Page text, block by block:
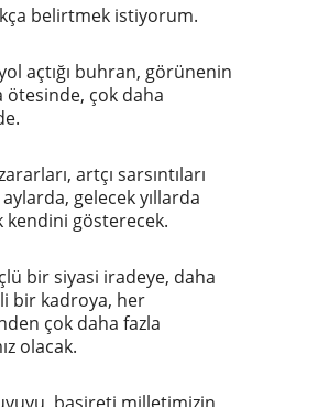
belirtmek istiyorum.
yol açtığı buhran, görünenin
ötesinde, çok daha
artçı sarsıntıları
gelecek yıllarda
kendini gösterecek.
bir siyasi iradeye, daha
bir kadroya, her
çok daha fazla
olacak.